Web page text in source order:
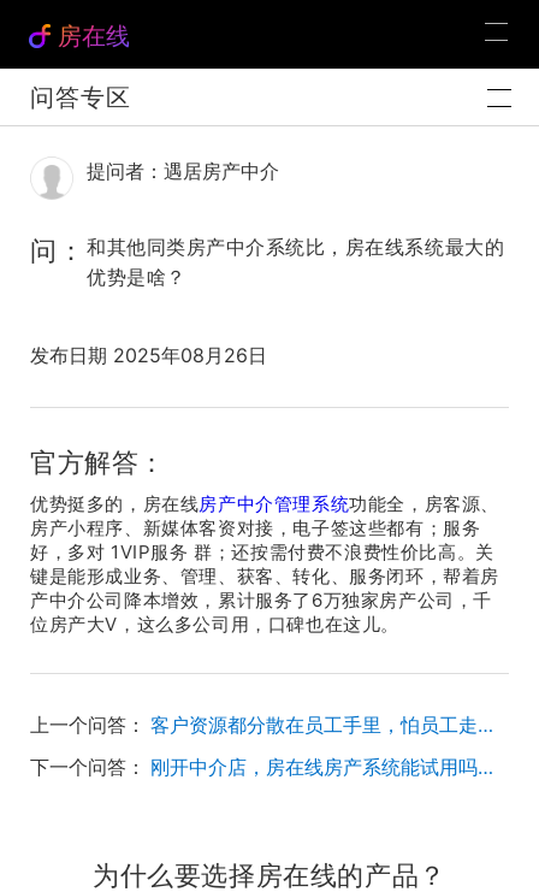
房在线
问答专区
提问者：遇居房产中介
问： 和其他同类房产中介系统比，房在线系统最大的
优势是啥？
发布日期 2025年08月26日
官方解答：
优势挺多的，房在线房产中介管理系统功能全，房客源、
房产小程序、新媒体客资对接，电子签这些都有；服务
好，多对 1VIP服务 群；还按需付费不浪费性价比高。关
键是能形成业务、管理、获客、转化、服务闭环，帮着房
产中介公司降本增效，累计服务了6万独家房产公司，千
位房产大V，这么多公司用，口碑也在这儿。
上一个问答：
客户资源都分散在员工手里，怕员工走了客户也丢了，房在线房产系统能管不？
下一个问答：
刚开中介店，房在线房产系统能试用吗？想先试试效果再决定。
为什么要选择房在线的产品？